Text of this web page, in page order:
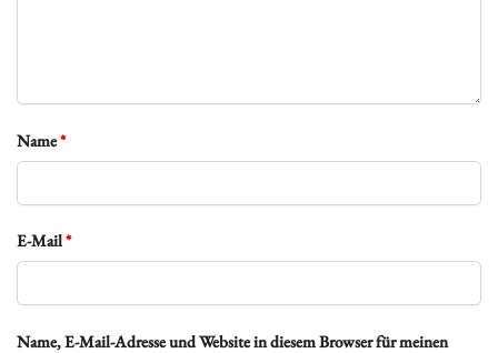
Name*
E-Mail*
Name, E-Mail-Adresse und Website in diesem Browser für meinen